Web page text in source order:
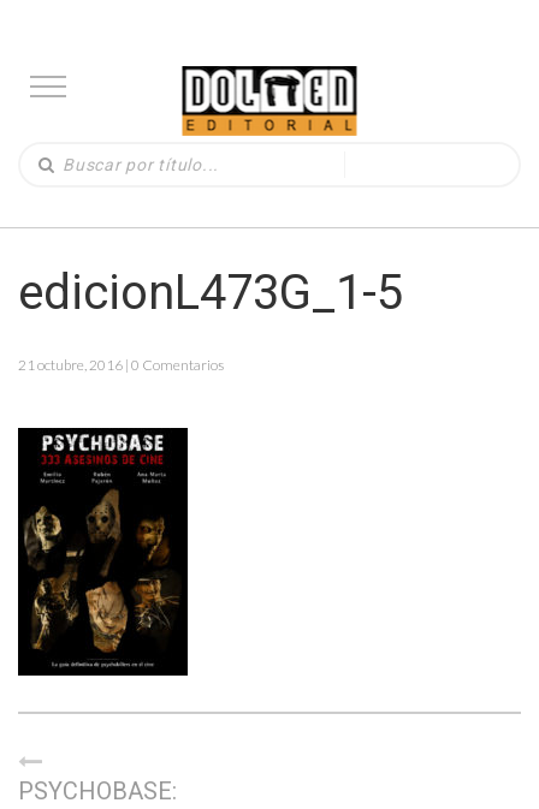
edicionL473G_1-5
21 octubre, 2016 | 0 Comentarios
PSYCHOBASE: